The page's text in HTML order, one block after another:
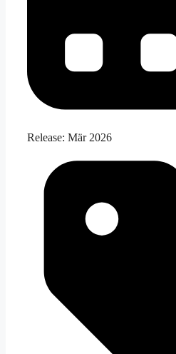
Release: Mär 2026